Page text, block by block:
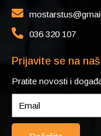
036 320 107
Prijavite se na
Pratite novosti i